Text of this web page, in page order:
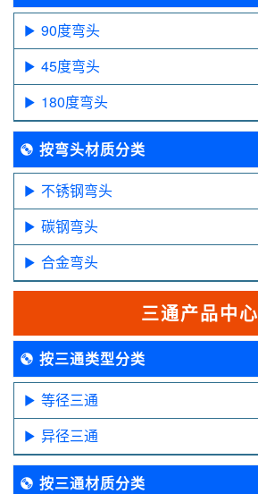
90度弯头
45度弯头
180度弯头
按弯头材质分类
不锈钢弯头
碳钢弯头
合金弯头
三通产品中心
按三通类型分类
等径三通
异径三通
按三通材质分类